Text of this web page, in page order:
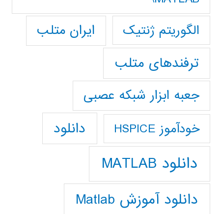
الگوریتم ژنتیک
ایران متلب
ترفندهای متلب
جعبه ابزار شبکه عصبی
خودآموز HSPICE دانلود
دانلود MATLAB
دانلود آموزش Matlab